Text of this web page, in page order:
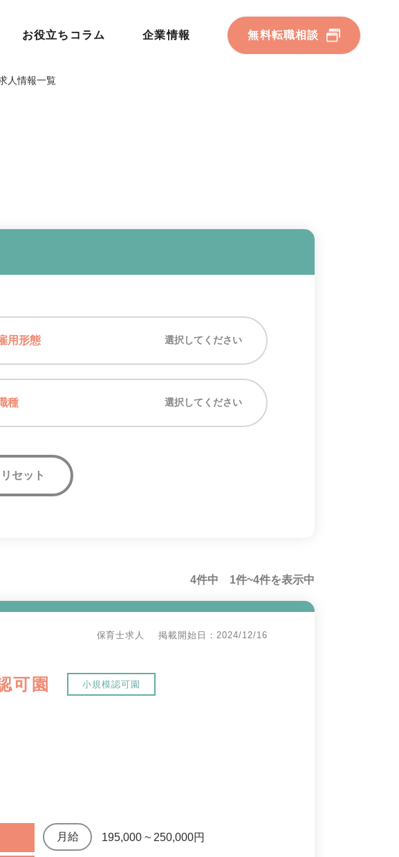
お役立ちコラム 企業情報 無料転職相談
人情報一覧
用形態 選択してください
種 選択してください
リセット
4件中 1件~4件を表示中
保育士求人 掲載開始日：2024/12/16
可園 小規模認可園
195,000 ~ 250,000円